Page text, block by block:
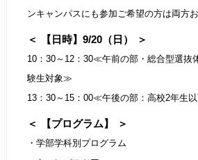
ンキャンパスにも参加ご希望の方は両方
【日時】9/20（日）
10：30～12：30≪午前の部・総合型選抜
験生対象≫
13：30～15：00≪午後の部：高校2年生
【プログラム】
・学部学科別プログラム